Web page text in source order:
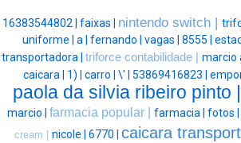
16383544802 | faixas | nintendo switch |
uniforme | a | fernando | vagas | 8555 |
transportadora | triforce contabilidade | marcio
caicara | 1) | carro | \' | 53869416823 |
paola da silvia ribeiro pinto |
marcio | farmacia popular | farmacia | fotos |
cream | nicole | 6770 | caicara